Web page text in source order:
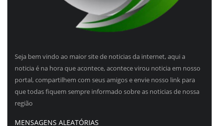
Seja bem vindo ao maior site de noticias da internet, aqui a
noticia é na hora que acontece, acontece virou noticia em nosso
portal, compartilhem com seus amigos e envie nosso link para
que todas fiquem sempre informado sobre as noticias de nossa
região
MENSAGENS ALEATÓRIAS